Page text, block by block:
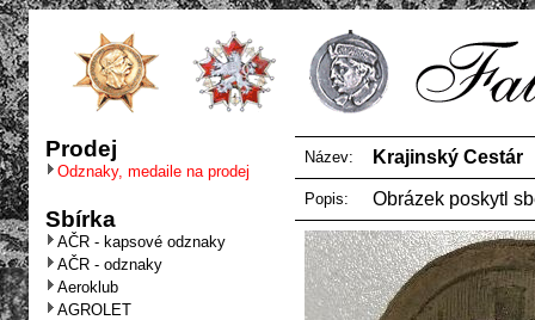
Prodej
Odznaky, medaile na prodej
Sbírka
AČR - kapsové odznaky
AČR - odznaky
Aeroklub
AGROLET
Název: Krajinský Cestár
Popis: Obrázek poskytl